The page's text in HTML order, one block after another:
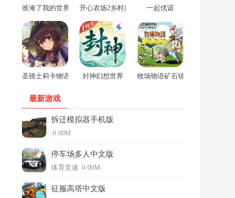
谁淹了我的世界游戏开心农场2乡村度假中文版一起优诺
圣骑士莉卡物语安卓手游封神幻想世界 牧场物语矿石镇的伙伴们男孩版
最新游戏
拆迁模拟器手机版
0.00M
停车场多人中文版
体育竞速 0.00M
征服高塔中文版